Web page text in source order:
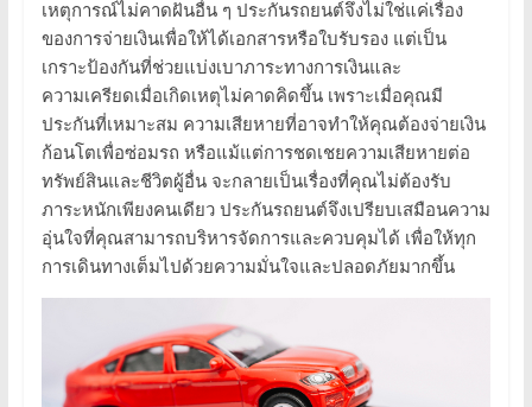
เหตุการณ์ไม่คาดฝันอื่น ๆ ประกันรถยนต์จึงไม่ใช่แค่เรื่อง
ของการจ่ายเงินเพื่อให้ได้เอกสารหรือใบรับรอง แต่เป็น
เกราะป้องกันที่ช่วยแบ่งเบาภาระทางการเงินและ
ความเครียดเมื่อเกิดเหตุไม่คาดคิดขึ้น เพราะเมื่อคุณมี
ประกันที่เหมาะสม ความเสียหายที่อาจทำให้คุณต้องจ่ายเงิน
ก้อนโตเพื่อซ่อมรถ หรือแม้แต่การชดเชยความเสียหายต่อ
ทรัพย์สินและชีวิตผู้อื่น จะกลายเป็นเรื่องที่คุณไม่ต้องรับ
ภาระหนักเพียงคนเดียว ประกันรถยนต์จึงเปรียบเสมือนความ
อุ่นใจที่คุณสามารถบริหารจัดการและควบคุมได้ เพื่อให้ทุก
การเดินทางเต็มไปด้วยความมั่นใจและปลอดภัยมากขึ้น